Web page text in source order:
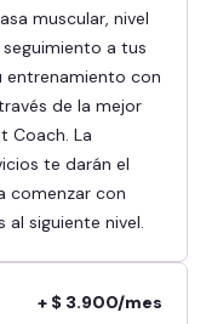
muscular, nivel
a tus
entrenamiento con
de la mejor
Coach. La
te darán el
comenzar con
siguiente nivel.
+ $ 3.900/mes